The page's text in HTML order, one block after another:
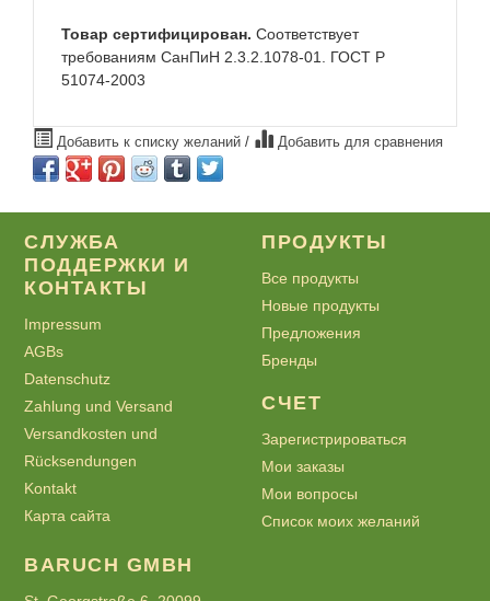
Товар сертифицирован. Соответствует
требованиям СанПиН 2.3.2.1078-01. ГОСТ Р
51074-2003
Добавить к списку желаний / Добавить для сравнения
СЛУЖБА
ПОДДЕРЖКИ И
КОНТАКТЫ
Impressum
AGBs
Datenschutz
Zahlung und Versand
Versandkosten und
Rücksendungen
Kontakt
Карта сайта
ПРОДУКТЫ
Все продукты
Новые продукты
Предложения
Бренды
СЧЕТ
Зарегистрироваться
Мои заказы
Мои вопросы
Список моих желаний
BARUCH GMBH